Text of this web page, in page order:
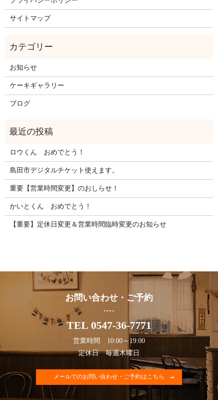
サイトマップ
お知らせ
ケーキギャラリー
ブログ
ロウくん おめでとう！
島田市デジタルチケット使えます。
重要【営業時間変更】のおしらせ！
かいとくん おめでとう！
【重要】定休日変更＆営業時間臨時変更のお知らせ
お問い合わせ・ご予約
TEL 0547-36-7771
営業時間 10:00～19:00
定休日 毎週木曜日
メールでのお問い合わせ・ご予約はこちら